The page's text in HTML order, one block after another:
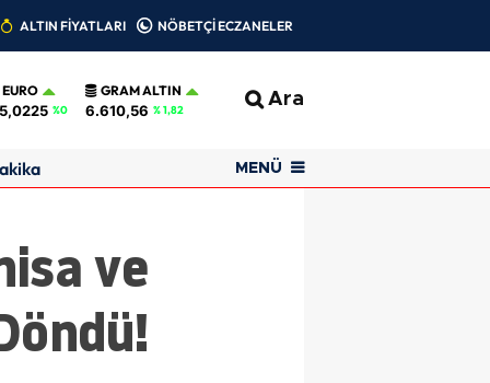
ALTIN FİYATLARI NÖBETÇİ ECZANELER
EURO
%0
GRAM ALTIN
6.610,56 % 1,82 Ara
MENÜ
ve